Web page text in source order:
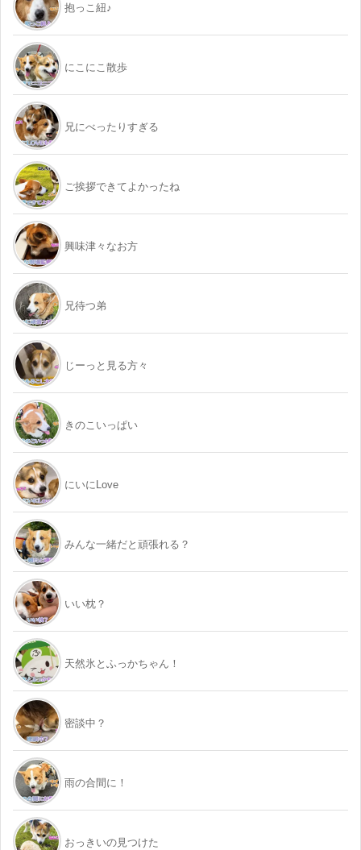
抱っこ紐♪
にこにこ散歩
兄にべったりすぎる
ご挨拶できてよかったね
興味津々なお方
兄待つ弟
じーっと見る方々
きのこいっぱい
にいにLove
みんな一緒だと頑張れる？
いい枕？
天然氷とふっかちゃん！
密談中？
雨の合間に！
おっきいの見つけた